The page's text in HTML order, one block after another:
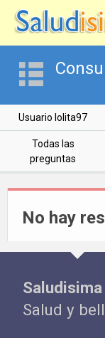
Usuario lolita97
Todas las
preguntas
No hay
Saludisima
Salud y